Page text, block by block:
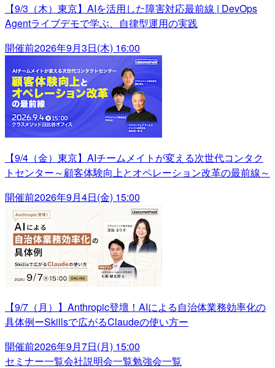
【9/3（木）東京】AIを活用した障害対応最前線 | DevOps
Agentライブデモで学ぶ、自律型運用の実践
開催前2026年9月3日(木) 16:00
【9/4（金）東京】AIチームメイトが変える次世代コンタク
トセンター～顧客体験向上とオペレーション改革の最前線～
開催前2026年9月4日(金) 15:00
【9/7（月）】Anthropic登壇！AIによる自治体業務効率化の
具体例ーSkillsで広がるClaudeの使い方ー
開催前2026年9月7日(月) 15:00
セミナー一覧会社説明会一覧勉強会一覧